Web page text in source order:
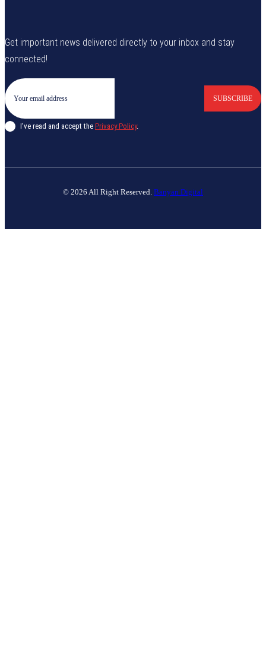
Get important news delivered directly to your inbox and stay
connected!
SUBSCRIBE
I've read and accept the Privacy Policy.
© 2026 All Right Reserved. Banyan Digital